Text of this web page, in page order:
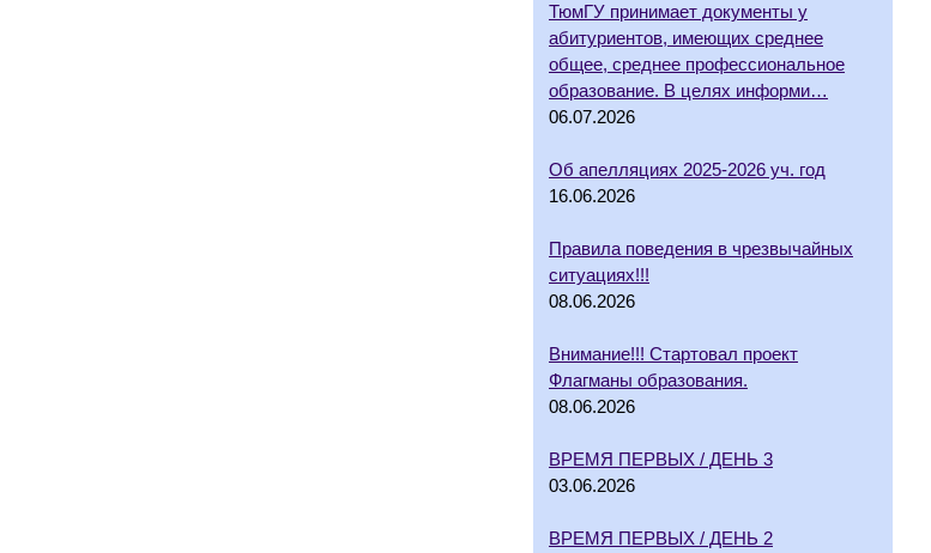
ТюмГУ принимает документы у
абитуриентов, имеющих среднее
общее, среднее профессиональное
образование. В целях информи…
06.07.2026
Об апелляциях 2025-2026 уч. год
16.06.2026
Правила поведения в чрезвычайных
ситуациях!!!
08.06.2026
Внимание!!! Стартовал проект
Флагманы образования.
08.06.2026
ВРЕМЯ ПЕРВЫХ / ДЕНЬ 3
03.06.2026
ВРЕМЯ ПЕРВЫХ / ДЕНЬ 2